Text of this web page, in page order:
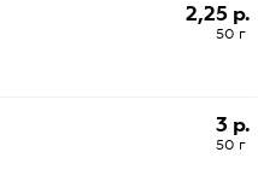
2,25 р.
50 г
3 р.
50 г